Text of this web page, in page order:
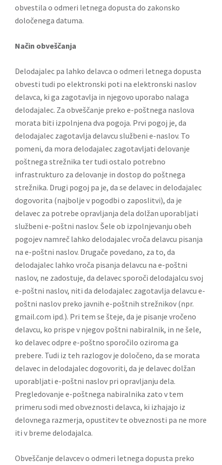
obvestila o odmeri letnega dopusta do zakonsko
določenega datuma.
Način obveščanja
Delodajalec pa lahko delavca o odmeri letnega dopusta
obvesti tudi po elektronski poti na elektronski naslov
delavca, ki ga zagotavlja in njegovo uporabo nalaga
delodajalec. Za obveščanje preko e-poštnega naslova
morata biti izpolnjena dva pogoja. Prvi pogoj je, da
delodajalec zagotavlja delavcu službeni e-naslov. To
pomeni, da mora delodajalec zagotavljati delovanje
poštnega strežnika ter tudi ostalo potrebno
infrastrukturo za delovanje in dostop do poštnega
strežnika. Drugi pogoj pa je, da se delavec in delodajalec
dogovorita (najbolje v pogodbi o zaposlitvi), da je
delavec za potrebe opravljanja dela dolžan uporabljati
službeni e-poštni naslov. Šele ob izpolnjevanju obeh
pogojev namreč lahko delodajalec vroča delavcu pisanja
na e-poštni naslov. Drugače povedano, za to, da
delodajalec lahko vroča pisanja delavcu na e-poštni
naslov, ne zadostuje, da delavec sporoči delodajalcu svoj
e-poštni naslov, niti da delodajalec zagotavlja delavcu e-
poštni naslov preko javnih e-poštnih strežnikov (npr.
gmail.com ipd.). Pri tem se šteje, da je pisanje vročeno
delavcu, ko prispe v njegov poštni nabiralnik, in ne šele,
ko delavec odpre e-poštno sporočilo oziroma ga
prebere. Tudi iz teh razlogov je določeno, da se morata
delavec in delodajalec dogovoriti, da je delavec dolžan
uporabljati e-poštni naslov pri opravljanju dela.
Pregledovanje e-poštnega nabiralnika zato v tem
primeru sodi med obveznosti delavca, ki izhajajo iz
delovnega razmerja, opustitev te obveznosti pa ne more
iti v breme delodajalca.
Obveščanje delavcev o odmeri letnega dopusta preko